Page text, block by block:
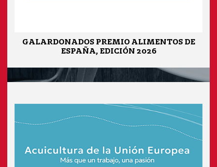
GALARDONADOS PREMIO ALIMENTOS DE
ESPAÑA, EDICIÓN 2026